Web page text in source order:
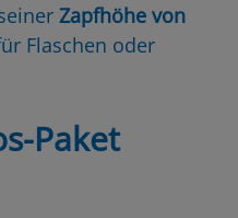
Zapfhöhe von
Flaschen oder
Paket